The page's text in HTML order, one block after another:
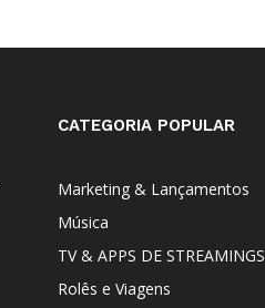
CATEGORIA POPULAR
Marketing & Lançamentos
Música
TV & APPS DE STREAMINGS
Rolês e Viagens